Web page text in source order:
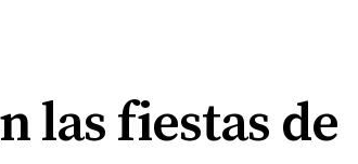
las fiestas de